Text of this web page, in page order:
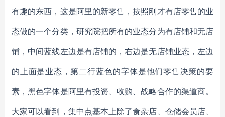
有趣的东西，这是阿里的新零售，按照刚才有店零售的业
态做的一个分类，研究院把所有的业态分为有店铺和无店
铺，中间蓝线左边是有店铺的，右边是无店铺业态，左边
的上面是业态，第二行蓝色的字体是他们零售决策的要
素，黑色字体是阿里有投资、收购、战略合作的渠道商。
大家可以看到，集中点基本上除了食杂店、仓储会员店、